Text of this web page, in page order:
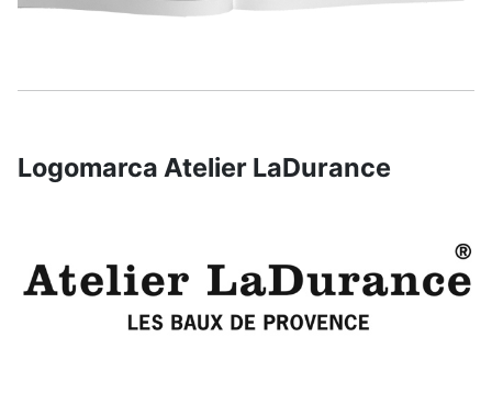
Logomarca Atelier LaDurance